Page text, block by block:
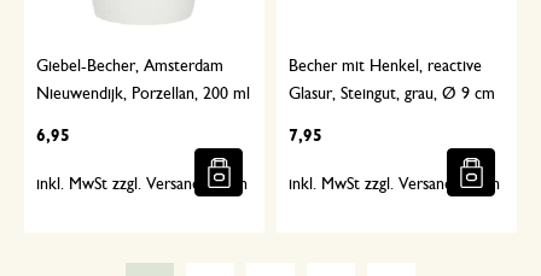
Giebel-Becher, Amsterdam
Nieuwendijk, Porzellan, 200 ml
6,95
inkl. MwSt zzgl. Versandkosten
Becher mit Henkel, reactive
Glasur, Steingut, grau, Ø 9 cm
7,95
inkl. MwSt zzgl. Versandkosten